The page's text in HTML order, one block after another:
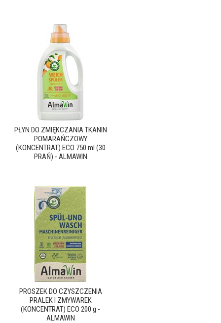
PŁYN DO ZMIĘKCZANIA TKANIN
POMARAŃCZOWY
(KONCENTRAT) ECO 750 ml (30
PRAŃ) - ALMAWIN
PROSZEK DO CZYSZCZENIA
PRALEK I ZMYWAREK
(KONCENTRAT) ECO 200 g -
ALMAWIN